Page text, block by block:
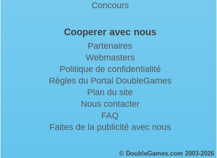
Concours
Cooperer avec nous
Partenaires
Webmasters
Politique de confidentialité
Règles du Portal DoubleGames
Plan du site
Nous contacter
FAQ
Faites de la publicité avec nous
© DoubleGames.com 2003-2026